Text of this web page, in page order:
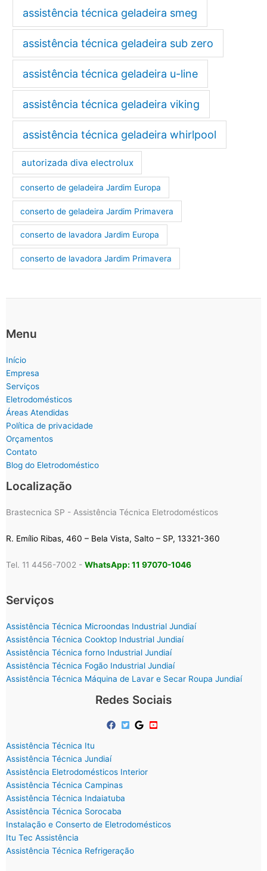
assistência técnica geladeira smeg
assistência técnica geladeira sub zero
assistência técnica geladeira u-line
assistência técnica geladeira viking
assistência técnica geladeira whirlpool
autorizada diva electrolux
conserto de geladeira Jardim Europa
conserto de geladeira Jardim Primavera
conserto de lavadora Jardim Europa
conserto de lavadora Jardim Primavera
Menu
Início
Empresa
Serviços
Eletrodomésticos
Áreas Atendidas
Política de privacidade
Orçamentos
Contato
Blog do Eletrodoméstico
Localização
Brastecnica SP - Assistência Técnica Eletrodomésticos
R. Emílio Ribas, 460 – Bela Vista, Salto – SP, 13321-360
Tel. 11 4456-7002 - WhatsApp: 11 97070-1046
Serviços
Assistência Técnica Microondas Industrial Jundiaí
Assistência Técnica Cooktop Industrial Jundiaí
Assistência Técnica forno Industrial Jundiaí
Assistência Técnica Fogão Industrial Jundiaí
Assistência Técnica Máquina de Lavar e Secar Roupa Jundiaí
Redes Sociais
Assistência Técnica Itu
Assistência Técnica Jundiaí
Assistência Eletrodomésticos Interior
Assistência Técnica Campinas
Assistência Técnica Indaiatuba
Assistência Técnica Sorocaba
Instalação e Conserto de Eletrodomésticos
Itu Tec Assistência
Assistência Técnica Refrigeração